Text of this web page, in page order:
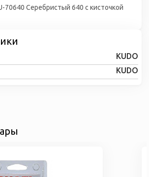
70640 Серебристый 640 с кисточкой
KUDO
KUDO